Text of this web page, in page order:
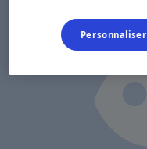
Personnaliser